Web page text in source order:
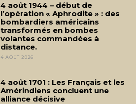
4 août 1944 – début de
l’opération « Aphrodite » : des
bombardiers américains
transformés en bombes
volantes commandées à
distance.
4 AOÛT 2026
4 août 1701 : Les Français et les
Amérindiens concluent une
alliance décisive